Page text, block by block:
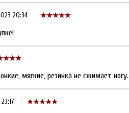
20:34
мягкие, резинка не сжимает ногу.